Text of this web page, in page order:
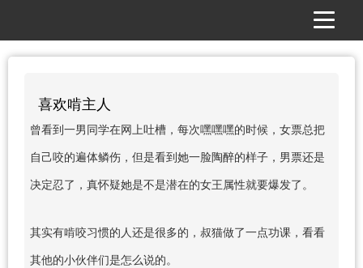
喜欢啃主人
曾看到一男同学在网上吐槽，每次嘿嘿嘿的时候，女票总把
自己咬的遍体鳞伤，但是看到她一脸陶醉的样子，男票还是
决定忍了，真怀疑她是不是潜在的女王属性就要爆发了。
其实有啃咬习惯的人还是很多的，叔猫做了一点功课，看看
其他的小伙伴们是怎么说的。